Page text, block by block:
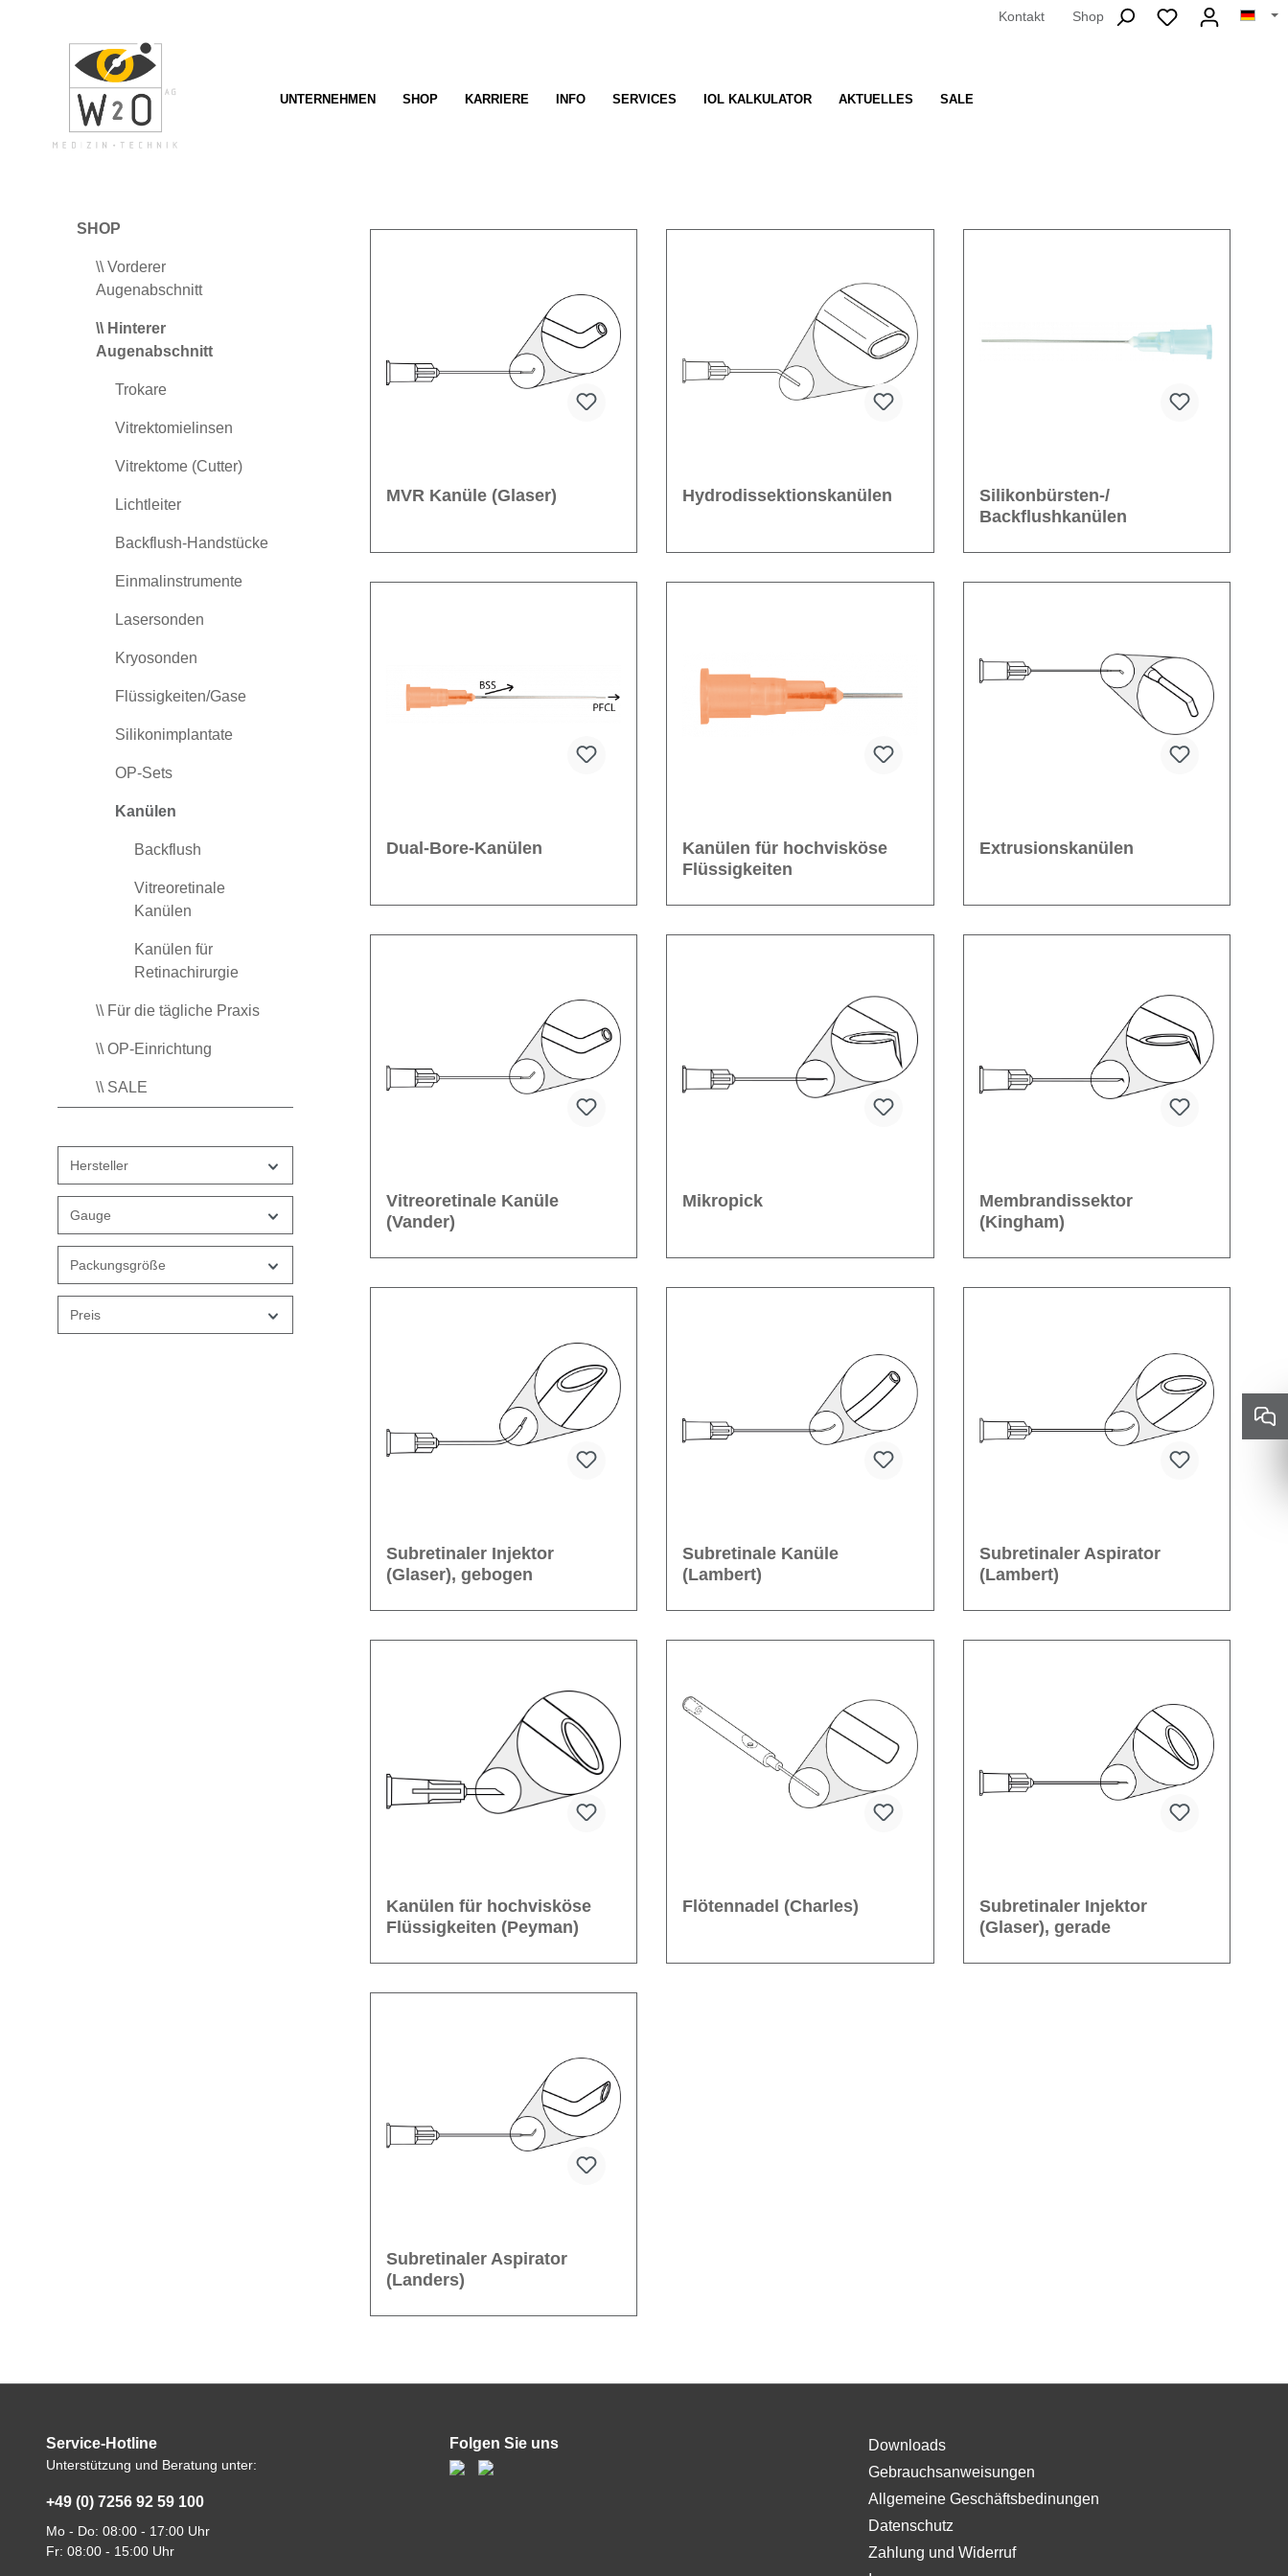
Kontakt Shop
UNTERNEHMEN SHOP KARRIERE INFO SERVICES IOL KALKULATOR AKTUELLES SALE
SHOP
\\ Vorderer
Augenabschnitt
\\ Hinterer
Augenabschnitt
Trokare
Vitrektomielinsen
Vitrektome (Cutter)
Lichtleiter
Backflush-Handstücke
Einmalinstrumente
Lasersonden
Kryosonden
Flüssigkeiten/Gase
Silikonimplantate
OP-Sets
Kanülen
Backflush
Vitreoretinale
Kanülen
Kanülen für
Retinachirurgie
\\ Für die tägliche Praxis
\\ OP-Einrichtung
\\ SALE
Hersteller
Gauge
Packungsgröße
Preis
MVR Kanüle (Glaser) Hydrodissektionskanülen
Silikonbürsten-/
Backflushkanülen
Dual-Bore-Kanülen
Kanülen für hochvisköse
Flüssigkeiten
Extrusionskanülen
Vitreoretinale Kanüle
(Vander)
Mikropick
Membrandissektor
(Kingham)
Subretinaler Injektor
(Glaser), gebogen
Subretinale Kanüle
(Lambert)
Subretinaler Aspirator
(Lambert)
Kanülen für hochvisköse
Flüssigkeiten (Peyman)
Flötennadel (Charles)
Subretinaler Injektor
(Glaser), gerade
Subretinaler Aspirator
(Landers)
Service-Hotline
Unterstützung und Beratung unter:
+49 (0) 7256 92 59 100
Mo - Do: 08:00 - 17:00 Uhr
Fr: 08:00 - 15:00 Uhr
Folgen Sie uns
Downloads
Gebrauchsanweisungen
Allgemeine Geschäftsbedinungen
Datenschutz
Zahlung und Widerruf